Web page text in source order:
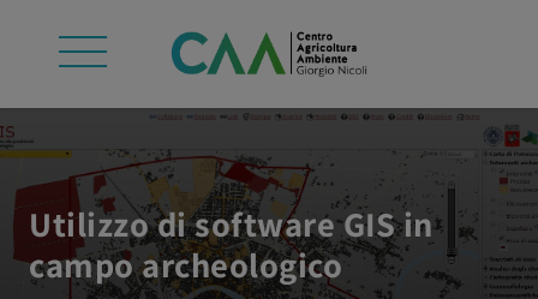
Utilizzo di software GIS in
campo archeologico